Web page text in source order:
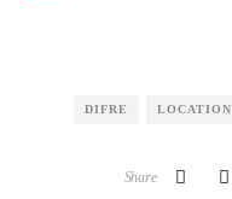
DIFRE LOCATION
Share